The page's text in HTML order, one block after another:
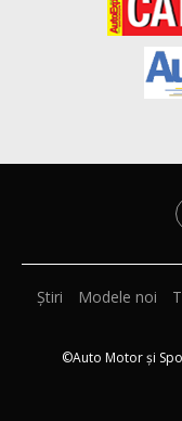
Știri Modele noi
©Auto Motor și